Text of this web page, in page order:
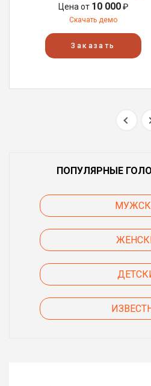
Цена от 10 000₽
Скачать демо
Заказать
ПОПУЛЯРНЫЕ